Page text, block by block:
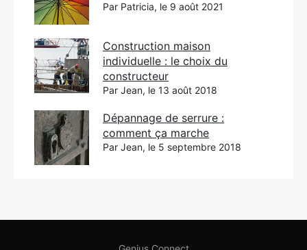
Par Patricia, le 9 août 2021
Construction maison
individuelle : le choix du
constructeur
Par Jean, le 13 août 2018
Dépannage de serrure :
comment ça marche
Par Jean, le 5 septembre 2018